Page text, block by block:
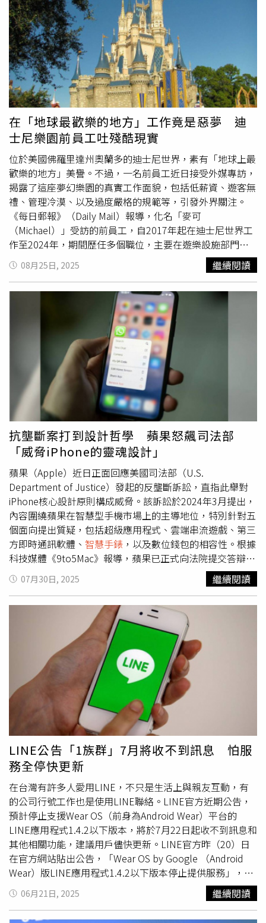
部指出，類似規範早於2023年9月已透過《關於教師指導學
生生活的通知》先行推動，但當時僅屬行政指引。隨著法案
正式通過，校園內的電子裝置使用限制將有明確法律依據。
南韓國家人權委員會去年曾裁定，學校全面收繳手機並不構
成人權侵害，為此次修法提供了社會與法律上的支持。
在「地球最歡樂的地方」工作竟是惡夢 迪
士尼樂園前員工吐殘酷現實
位於美國佛羅里達州奧蘭多的迪士尼世界，素有「地球上最
歡樂的地方」美譽。不過，一名前員工近日接受外媒專訪，
揭露了這座夢幻樂園的真實工作面貌，包括低薪資、遊客無
禮、管理冷漠、以及過度嚴格的規範等，引發外界關注。
《每日郵報》（Daily Mail）報導，化名「麥可
（Michael）」受訪的前員工，自2017年起在迪士尼世界工
作至2024年，期間歷任多個職位，主要在遊樂設施部門，
最終升任為協調員，職位僅次於管理層。麥可透露，員工必
須遵守大量嚴格規定，包括禁止在後台拍照、不得佩戴智慧
手錶等，否則將面臨立即解僱。麥可指出，「任何可能分心
的裝置都被禁用，像是在操作遊樂設施時戴
智慧手錶就可能
被開除。」儘管身兼多職，他的年薪仍不到4萬5千美元（約
新台幣144萬元），然而工作時每天幾乎都必須長時間站
立，勞累程度極高。麥可直言，最讓人難以忍受的，是部分
管理層對基層員工的冷漠與缺乏同理心。他舉例，一名實習
生曾在遊戲區隧道中撞到頭，出現腦震盪症狀，卻遭主管責
罵而非獲得醫療協助。另一起事件中，一名年長員工在工作
時突發嚴重疾病，當值經理建議關閉設施處理，但部門主管
仍堅持讓設施運作，嚴重打擊團隊士氣，「我們後來向管理
層反映，大家覺得他們不在乎我們。他們只回說『很遺憾你
有這樣的感受，但我們不同意』。」麥可接著提到，他們每
天面對數萬名遊客，其中少部分自以為是、態度惡劣，「時
間久了就會習慣，但有些情況真的讓人崩潰。」儘管吐槽連
連，麥可也承認在迪士尼工作確實有一些優點，例如免費入
園、員工專屬活動、商品折扣、健全的健康保險，以及搶先
體驗新設施的機會。話鋒一轉，他強調，這些福利不足以抵
消工作帶來的體力與情緒壓力，加上佛州生活成本攀升、薪
資跟不上，讓不少員工難以為繼。最後，麥可也對遊客提出
建議，「當你在園區裡遇到工作人員給指示時，請聽從他
們，即便你覺得那規定很奇怪。他們不是訂規則的人，也沒
拿多少錢，只是請你友善對待他們。」截至目前，迪士尼公
司尚未對此作出正式回應。
08月25日, 2025 繼續閱讀
抗壟斷案打到設計哲學 蘋果怒飆司法部
「威脅iPhone的靈魂設計」
蘋果（Apple）近日正面回應美國司法部（U.S.
Department of Justice）發起的反壟斷訴訟，直指此舉對
iPhone核心設計原則構成威脅。該訴訟於2024年3月提出，
內容圍繞蘋果在智慧型手機市場上的主導地位，特別針對五
個面向提出質疑，包括超級應用程式、雲端串流遊戲、第三
方即時通訊軟體、 智慧手錶 ，以及數位錢包的相容性。根據
科技媒體《9to5Mac》報導，蘋果已正式向法院提交答辯
書，內容除駁斥司法部指控，也明確反對將自家設計邏輯誤
解為打壓競爭。蘋果認為，訴狀中所列舉的五項技術設計，
司法部「從根本上誤會了它們的意圖與功能」。在聲明中，
蘋果指出，這場訴訟若成立，將導致政府干預科技設計的自
由，讓企業無法自主做出對使用者最有利的決策，進而傷害
整體消費者體驗。蘋果更表示，這些設計決定並非針對競爭
對手而設，而是有意強化裝置的安全性與隱私保護，是長期
策略中的一環。司法部則認為，蘋果的設計是為了阻止消費
者轉用其他品牌，並限制開發者接觸平台的重要功能。蘋果
在答辯中駁斥此說法，並強調其行為並未違反反壟斷法，反
而讓產品在市場上保持差異化，是促進而非壓制競爭的具體
表現。目前案件正邁入證據開示階段。蘋果在答辯書中表
示，若政府能以這樣的訴訟模式介入企業設計選擇，不僅是
威脅iPhone的靈魂設計，未來將可能引發更多科技產品創新
受到限制的案例，對整個產業帶來負面影響。此外，蘋果也
指出，iPhone之所以與眾不同，就是因為其從設計層面便重
視整體使用體驗，而非一味迎合第三方服務的整合需求。蘋
果提醒法院，不應因政府對某些技術趨勢的偏好，而削弱平
台對隱私與安全的高度把關。
07月30日, 2025 繼續閱讀
LINE公告「1族群」7月將收不到訊息 怕服
務全停快更新
在台灣有許多人愛用LINE，不只是生活上與親友互動，有
的公司行號工作也是使用LINE聯絡。LINE官方近期公告，
預計停止支援Wear OS（前身為Android Wear）平台的
LINE應用程式1.4.2以下版本，將於7月22日起收不到訊息和
其他相關功能，建議用戶儘快更新。LINE官方昨（20）日
在官方網站貼出公告，「Wear OS by Google （Android
Wear）版LINE應用程式1.4.2以下版本停止提供服務」，稱
系統將於2025年7月22日結束對Wear OS by Google
（Android Wear）版LINE應用程式1.4.2以下版本提供支
援。請用戶透過智慧手錶內的Play商店將LINE應用程式升
06月21日, 2025 繼續閱讀